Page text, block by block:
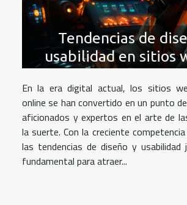
Tendencias de
usabilidad en sitios
apuestas
En la era digital actual, los sitios
online se han convertido en un punto
aficionados y expertos en el arte de
la suerte. Con la creciente
las tendencias de diseño y usabilidad
fundamental para atraer...